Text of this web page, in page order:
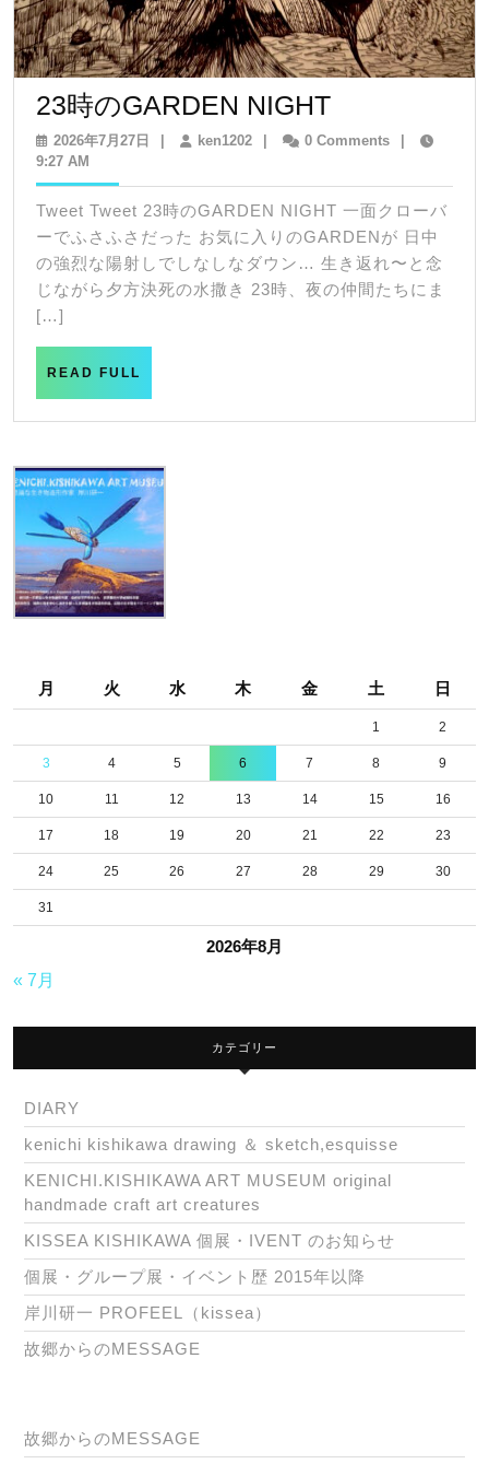
23時のGARDEN NIGHT23
時
GARDEN
NIGHT
2026年7月27日
2026
月
日
ken1202ken12020 Comments
9:27 AM
Tweet Tweet 23時のGARDEN NIGHT 一面クローバ
ーでふさふさだった お気に入りのGARDENが 日中
の強烈な陽射しでしなしなダウン… 生き返れ〜と念
じながら夕方決死の水撒き 23時、夜の仲間たちにま
[…]
READ FULL
2026年8月
月 火 水 木 金 土 日
1 2
3 4 5 6 7 8 9
10 11 12 13 14 15 16
17 18 19 20 21 22 23
24 25 26 27 28 29 30
31
« 7月
カテゴリー
DIARY
kenichi kishikawa drawing ＆ sketch,esquisse
KENICHI.KISHIKAWA ART MUSEUM original
handmade craft art creatures
KISSEA KISHIKAWA 個展・IVENT のお知らせ
個展・グループ展・イベント歴 2015年以降
岸川研一 PROFEEL（kissea）
故郷からのMESSAGE
故郷からのMESSAGE